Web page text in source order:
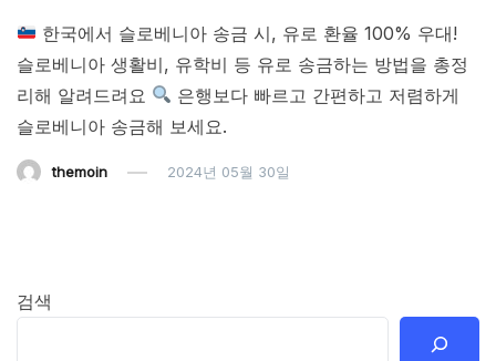
한국에서 슬로베니아 송금 시, 유로 환율 100% 우대!
슬로베니아 생활비, 유학비 등 유로 송금하는 방법을 총정
리해 알려드려요
은행보다 빠르고 간편하고 저렴하게
슬로베니아 송금해 보세요.
themoin 2024년 05월 30일
검색